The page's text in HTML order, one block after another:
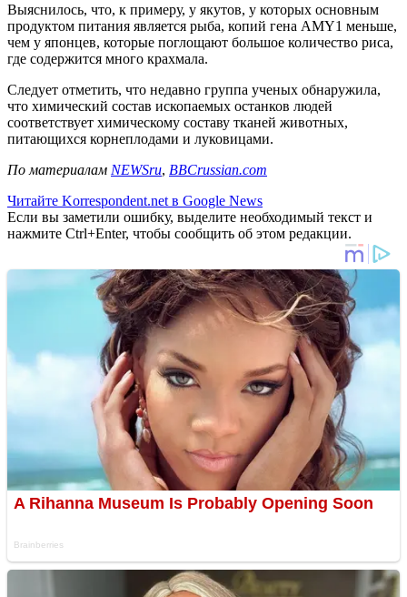
Выяснилось, что, к примеру, у якутов, у которых основным
продуктом питания является рыба, копий гена AMY1 меньше,
чем у японцев, которые поглощают большое количество риса,
где содержится много крахмала.
Следует отметить, что недавно группа ученых обнаружила,
что химический состав ископаемых останков людей
соответствует химическому составу тканей животных,
питающихся корнеплодами и луковицами.
По материалам NEWSru, BBCrussian.com
Читайте Korrespondent.net в Google News
Если вы заметили ошибку, выделите необходимый текст и
нажмите Ctrl+Enter, чтобы сообщить об этом редакции.